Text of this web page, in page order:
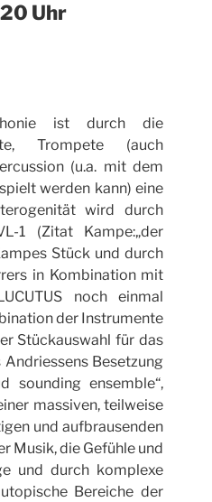
Uhr
ist durch die
Trompete (auch
(u.a. mit dem
werden kann) eine
wird durch
1 (Zitat Kampe:„der
Stück und durch
in Kombination mit
noch einmal
der Instrumente
Stückauswahl für das
Besetzung
sounding ensemble“,
massiven, teilweise
und aufbrausenden
Musik, die Gefühle und
und durch komplexe
Bereiche der